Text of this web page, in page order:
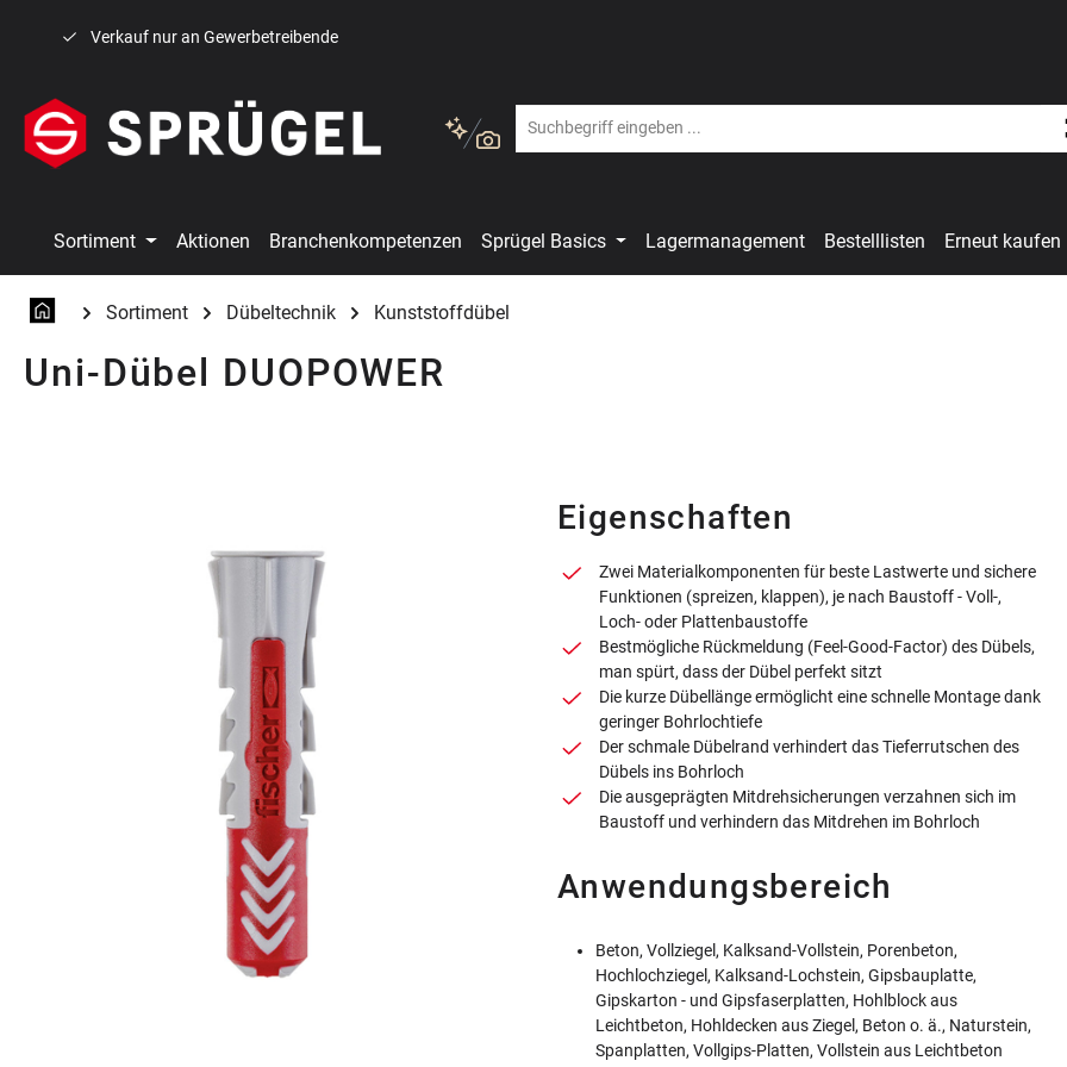
Verkauf nur an Gewerbetreibende
Sortiment Aktionen Branchenkompetenzen Sprügel Basics Lagermanagement Bestelllisten Erneut kaufen
Sortiment Dübeltechnik Kunststoffdübel
Uni-Dübel DUOPOWER
Eigenschaften
Zwei Materialkomponenten für beste Lastwerte und sichere
Funktionen (spreizen, klappen), je nach Baustoff - Voll-,
Loch- oder Plattenbaustoffe
Bestmögliche Rückmeldung (Feel-Good-Factor) des Dübels,
man spürt, dass der Dübel perfekt sitzt
Die kurze Dübellänge ermöglicht eine schnelle Montage dank
geringer Bohrlochtiefe
Der schmale Dübelrand verhindert das Tieferrutschen des
Dübels ins Bohrloch
Die ausgeprägten Mitdrehsicherungen verzahnen sich im
Baustoff und verhindern das Mitdrehen im Bohrloch
Anwendungsbereich
Beton, Vollziegel, Kalksand-Vollstein, Porenbeton,
Hochlochziegel, Kalksand-Lochstein, Gipsbauplatte,
Gipskarton - und Gipsfaserplatten, Hohlblock aus
Leichtbeton, Hohldecken aus Ziegel, Beton o. ä., Naturstein,
Spanplatten, Vollgips-Platten, Vollstein aus Leichtbeton